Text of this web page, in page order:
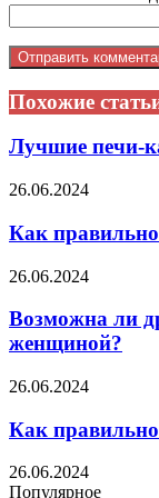
Похожие
Лучшие печи-
26.06.2024
Как
26.06.2024
Возможна ли
женщиной?
26.06.2024
Как правильно
26.06.2024
Популярное